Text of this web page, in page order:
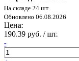
На складе 24 шт.
Обновлено 06.08.2026
Цена:
190.39 руб. / шт.
-